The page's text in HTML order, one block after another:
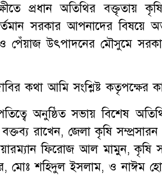
প্রধান অতিথির বক্তৃতায়
সরকার আপনাদের বিষয়ে
ও পেঁয়াজ উৎপাদনের মৌসুমে
কথা আমি সংশ্লিষ্ট কতৃপক্ষের
অনুষ্ঠিত সভায় বিশেষ
রাখেন, জেলা কৃষি
ফিরোজ আল মামুন, কৃষি
মোঃ শহিদুল ইসলাম, ও নাঈম